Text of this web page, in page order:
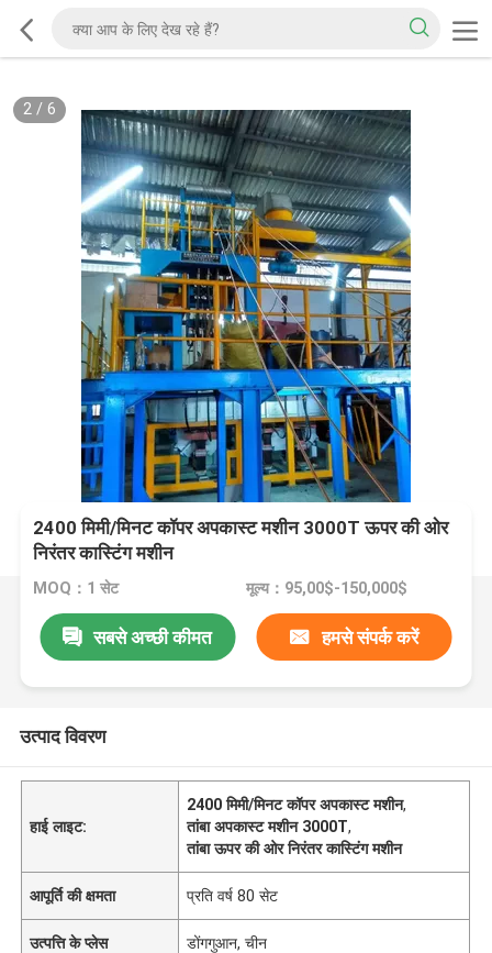
2/ 6
2400 मिमी/मिनट कॉपर अपकास्ट मशीन 3000T ऊपर की ओर
निरंतर कास्टिंग मशीन
MOQ：1 सेट मूल्य：95,00$-150,000$
सबसे अच्छी कीमत हमसे संपर्क करें
उत्पाद विवरण
हाई लाइट:
2400 मिमी/मिनट कॉपर अपकास्ट मशीन,
तांबा अपकास्ट मशीन 3000T,
तांबा ऊपर की ओर निरंतर कास्टिंग मशीन
आपूर्ति की क्षमता प्रति वर्ष 80 सेट
उत्पत्ति के प्लेस डोंगगुआन, चीन